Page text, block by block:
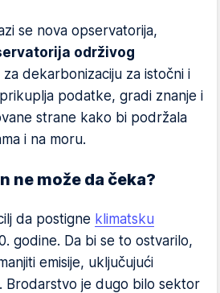
se nova opservatorija,
održivog
dekarbonizaciju za istočni i
podatke, gradi znanje i
strane kako bi podržala
i na moru.
ne može da čeka?
da postigne klimatsku
godine. Da bi se to ostvarilo,
emisije, uključujući
Brodarstvo je dugo bilo sektor